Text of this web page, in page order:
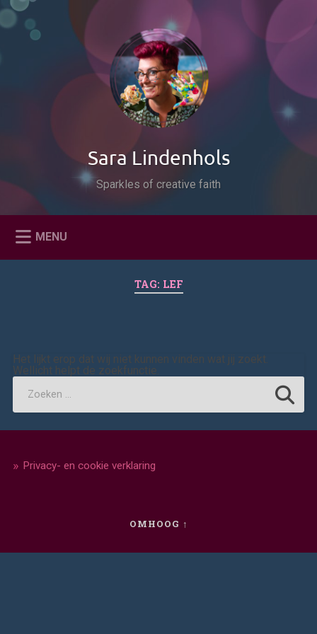
Naar
inhoud
Zoeken
Sara Lindenhols
Sparkles of creative faith
MENU
TAG: LEF
Het lijkt erop dat wij niet kunnen vinden wat jij zoekt.
Wellicht helpt de zoekfunctie.
Privacy- en cookie verklaring
OMHOOG ↑